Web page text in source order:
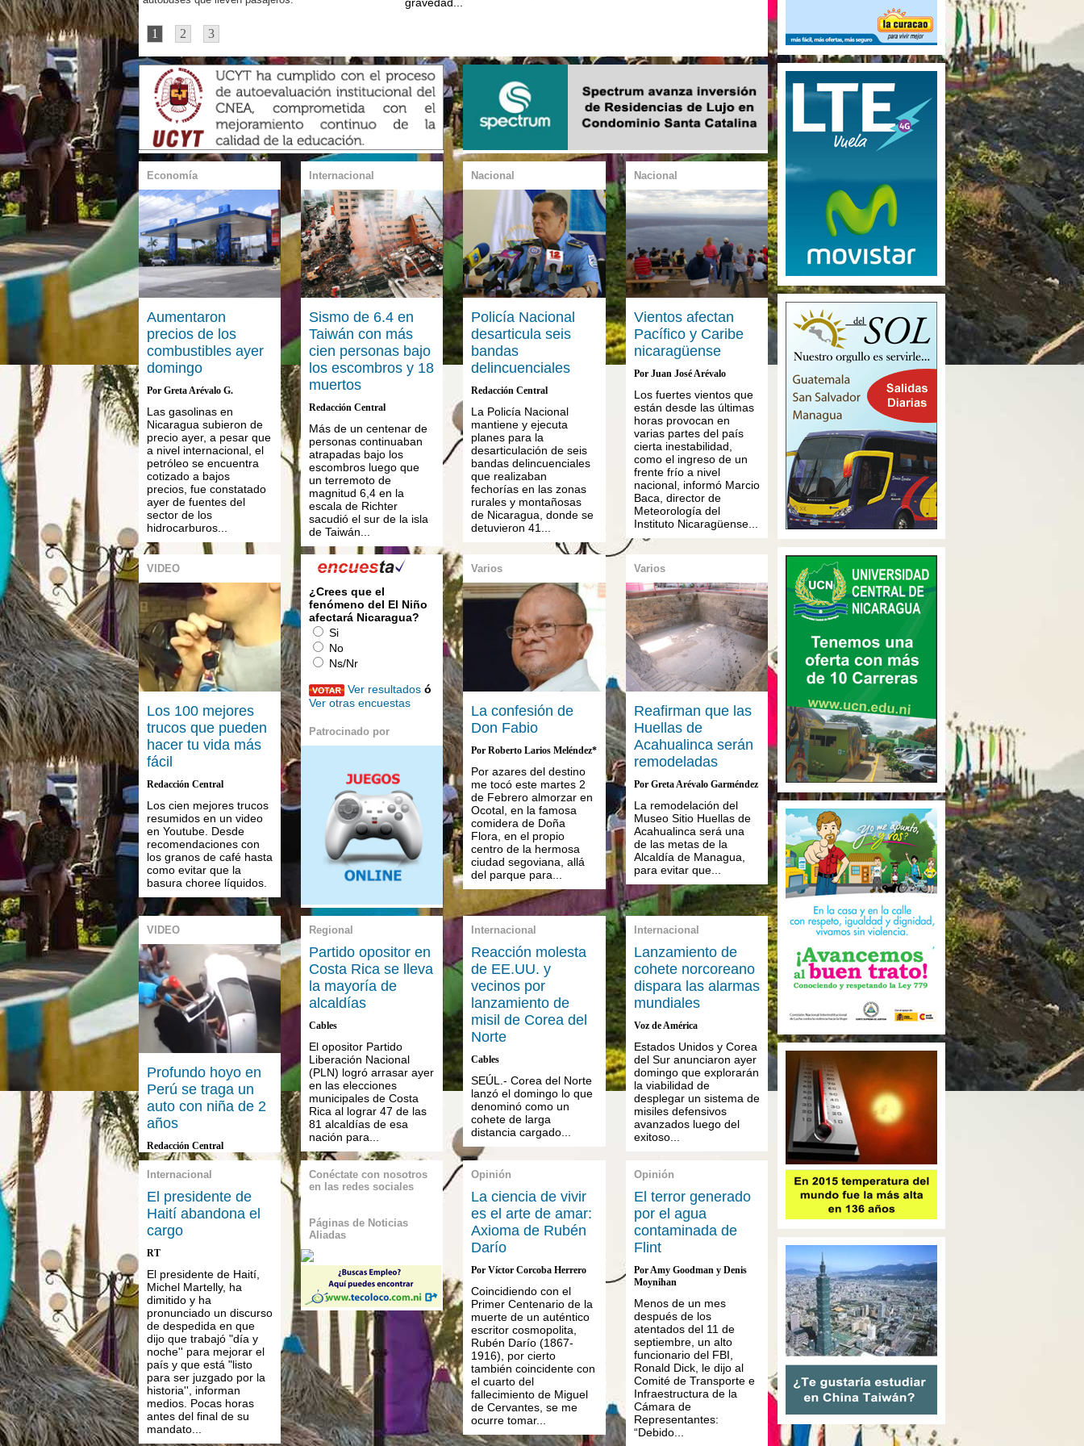
1 2 3
Economía
Aumentaron
precios de los
combustibles ayer
domingo
Por Greta Arévalo G.
Las gasolinas en
Nicaragua subieron de
precio ayer, a pesar que
a nivel internacional, el
petróleo se encuentra
cotizado a bajos
precios, fue constatado
ayer de fuentes del
sector de los
hidrocarburos...
Internacional
Sismo de 6.4 en
Taiwán con más
cien personas bajo
los escombros y 18
muertos
Redacción Central
Más de un centenar de
personas continuaban
atrapadas bajo los
escombros luego que
un terremoto de
magnitud 6,4 en la
escala de Richter
sacudió el sur de la isla
de Taiwán...
Nacional
Policía Nacional
desarticula seis
bandas
delincuenciales
Redacción Central
La Policía Nacional
mantiene y ejecuta
planes para la
desarticulación de seis
bandas delincuenciales
que realizaban
fechorías en las zonas
rurales y montañosas
de Nicaragua, donde se
detuvieron 41...
Nacional
Vientos afectan
Pacífico y Caribe
nicaragüense
Por Juan José Arévalo
Los fuertes vientos que
están desde las últimas
horas provocan en
varias partes del país
cierta inestabilidad,
como el ingreso de un
frente frío a nivel
nacional, informó Marcio
Baca, director de
Meteorología del
Instituto Nicaragüense...
VIDEO
Los 100 mejores
trucos que pueden
hacer tu vida más
fácil
Redacción Central
Los cien mejores trucos
resumidos en un video
en Youtube. Desde
recomendaciones con
los granos de café hasta
como evitar que la
basura choree líquidos.
¿Crees que el
fenómeno del El Niño
afectará Nicaragua?
Si
No
Ns/Nr
Ver resultados ó
Ver otras encuestas
Patrocinado por
Varios
La confesión de
Don Fabio
Por Roberto Larios Meléndez*
Por azares del destino
me tocó este martes 2
de Febrero almorzar en
Ocotal, en la famosa
comidera de Doña
Flora, en el propio
centro de la hermosa
ciudad segoviana, allá
del parque para...
Varios
Reafirman que las
Huellas de
Acahualinca serán
remodeladas
Por Greta Arévalo Garméndez
La remodelación del
Museo Sitio Huellas de
Acahualinca será una
de las metas de la
Alcaldía de Managua,
para evitar que...
VIDEO
Profundo hoyo en
Perú se traga un
auto con niña de 2
años
Redacción Central
Regional
Partido opositor en
Costa Rica se lleva
la mayoría de
alcaldías
Cables
El opositor Partido
Liberación Nacional
(PLN) logró arrasar ayer
en las elecciones
municipales de Costa
Rica al lograr 47 de las
81 alcaldías de esa
nación para...
Internacional
Reacción molesta
de EE.UU. y
vecinos por
lanzamiento de
misil de Corea del
Norte
Cables
SEÚL.- Corea del Norte
lanzó el domingo lo que
denominó como un
cohete de larga
distancia cargado...
Internacional
Lanzamiento de
cohete norcoreano
dispara las alarmas
mundiales
Voz de América
Estados Unidos y Corea
del Sur anunciaron ayer
domingo que explorarán
la viabilidad de
desplegar un sistema de
misiles defensivos
avanzados luego del
exitoso...
Internacional
El presidente de
Haití abandona el
cargo
RT
El presidente de Haití,
Michel Martelly, ha
dimitido y ha
pronunciado un discurso
de despedida en que
dijo que trabajó "día y
noche'' para mejorar el
país y que está "listo
para ser juzgado por la
historia'', informan
medios. Pocas horas
antes del final de su
mandato...
Conéctate con nosotros
en las redes sociales
Páginas de Noticias
Aliadas
Opinión
La ciencia de vivir
es el arte de amar:
Axioma de Rubén
Darío
Por Víctor Corcoba Herrero
Coincidiendo con el
Primer Centenario de la
muerte de un auténtico
escritor cosmopolita,
Rubén Darío (1867-
1916), por cierto
también coincidente con
el cuarto del
fallecimiento de Miguel
de Cervantes, se me
ocurre tomar...
Opinión
El terror generado
por el agua
contaminada de
Flint
Por Amy Goodman y Denis
Moynihan
Menos de un mes
después de los
atentados del 11 de
septiembre, un alto
funcionario del FBI,
Ronald Dick, le dijo al
Comité de Transporte e
Infraestructura de la
Cámara de
Representantes:
“Debido...